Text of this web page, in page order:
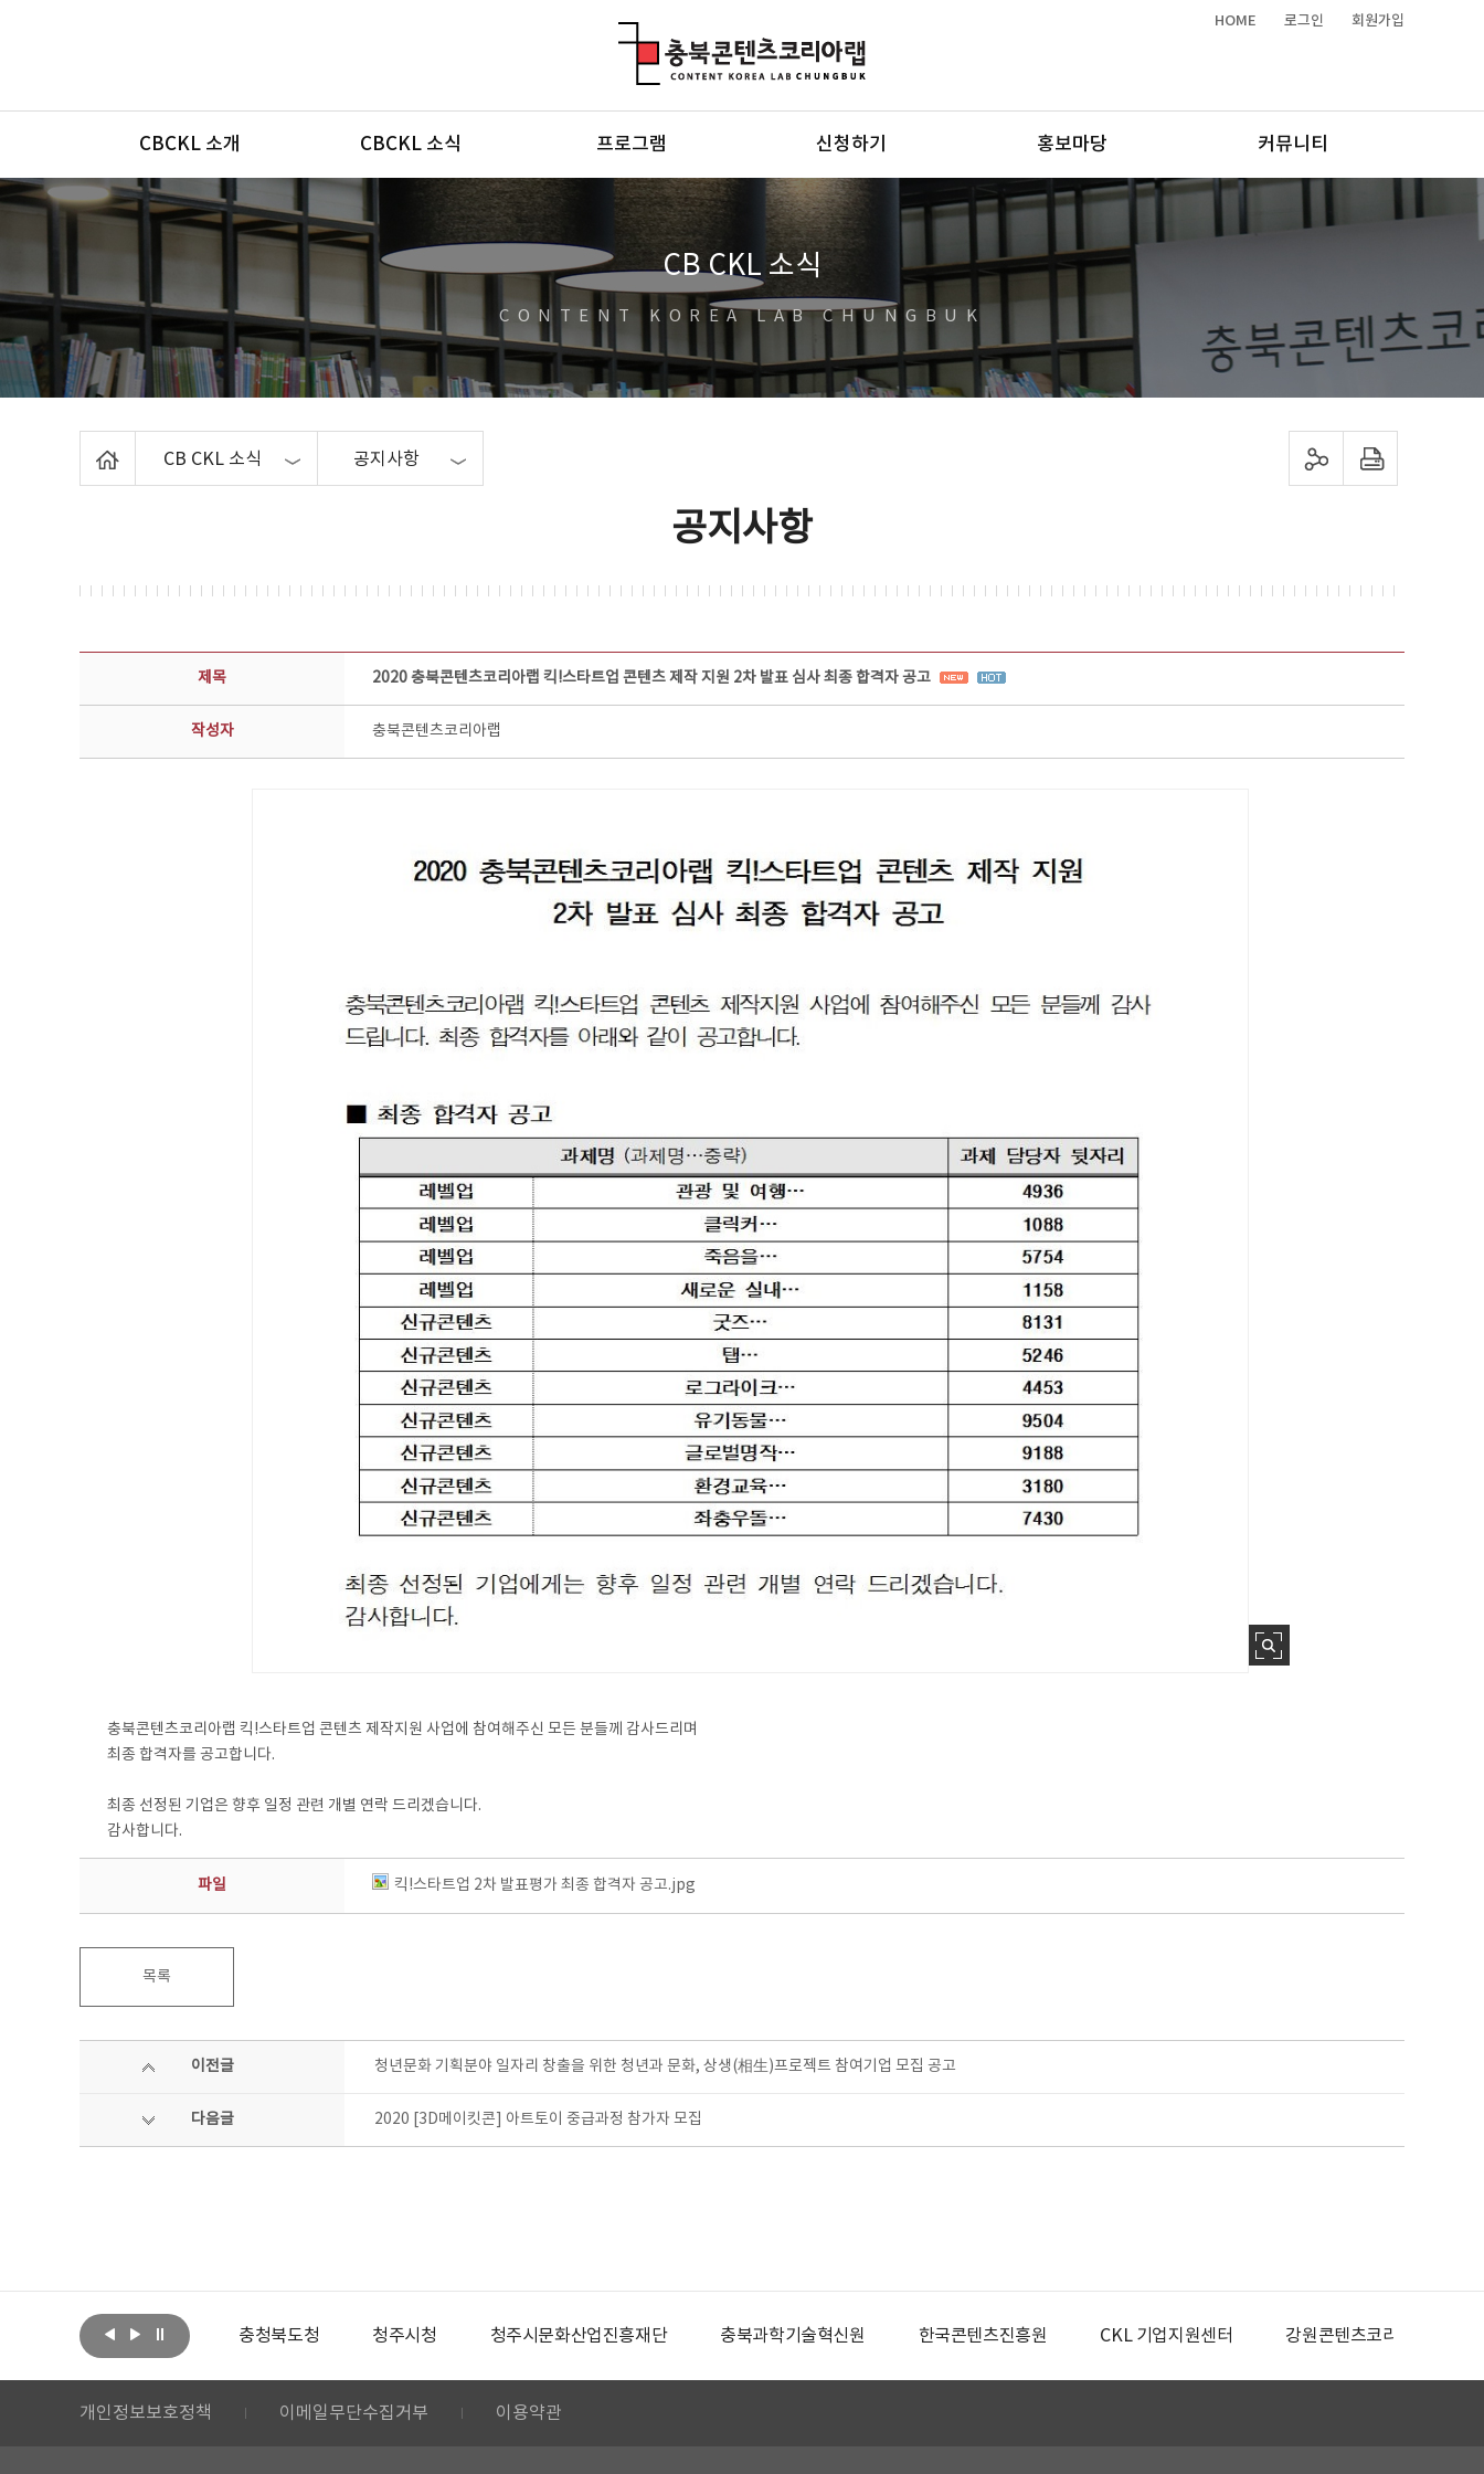
HOME 로그인 회원가입
메뉴
CBCKL 소개 CBCKL 소식 프로그램 신청하기 홍보마당 커뮤니티
CB CKL 소식
CONTENT KOREA LAB CHUNGBUK
CB CKL 소식 공지사항 sns 공유하기 프린트하기
공지사항
공지사항 상세보기 - 제목, 담당부서, 담당자, 담당연락처, 내용, 첨부파일 정보 제공
제목 2020 충북콘텐츠코리아랩 킥!스타트업 콘텐츠 제작 지원 2차 발표 심사 최종 합격자 공고
작성자 충북콘텐츠코리아랩
충북콘텐츠코리아랩 킥!스타트업 콘텐츠 제작지원 사업에 참여해주신 모든 분들께 감사드리며
최종 합격자를 공고합니다.
최종 선정된 기업은 향후 일정 관련 개별 연락 드리겠습니다.
감사합니다.
파일 킥!스타트업 2차 발표평가 최종 합격자 공고.jpg
목록
이전글 청년문화 기획분야 일자리 창출을 위한 청년과 문화, 상생(相生)프로젝트 참여기업 모집 공고
다음글 2020 [3D메이킷콘] 아트토이 중급과정 참가자 모집
문화체육관광부 충청북도청 청주시청 청주시문화산업진흥재단 충북과학기술혁신원 한국콘텐츠진흥원 CKL 기업지원센터 강원콘텐츠코리아랩
개인정보보호정책 이메일무단수집거부 이용약관